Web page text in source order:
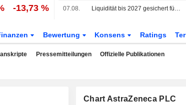
-13,73 % 07.08. Liquidität bis 2027 gesichert für Cellectis
Bewertung Konsens Ratings
Pressemitteilungen Offizielle Publikationen
Chart AstraZeneca PLC